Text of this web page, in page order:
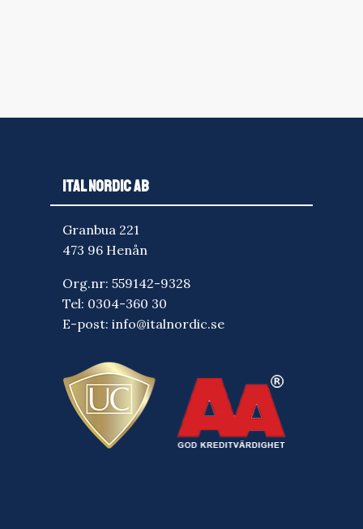
ITAL NORDIC AB
Granbua 221
473 96 Henån
Org.nr: 559142-9328
Tel: 0304-360 30
E-post: info@italnordic.se